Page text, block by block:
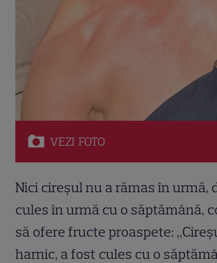
VEZI FOTO
Nici cireșul nu a rămas în urmă,
cules în urmă cu o săptămână,
să ofere fructe proaspete:
harnic, a fost cules cu o